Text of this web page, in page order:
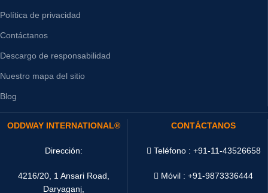
Política de privacidad
Contáctanos
Descargo de responsabilidad
Nuestro mapa del sitio
Blog
ODDWAY INTERNATIONAL®
Dirección:
4216/20, 1 Ansari Road,
Daryaganj,
CONTÁCTANOS
Teléfono : +91-11-43526658
Móvil : +91-9873336444